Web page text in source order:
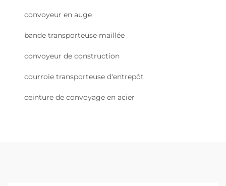
convoyeur en auge
bande transporteuse maillée
convoyeur de construction
courroie transporteuse d'entrepôt
ceinture de convoyage en acier